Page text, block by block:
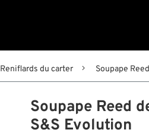
Reniflards du carter Soupape
Soupape Reed
S&S Evolution